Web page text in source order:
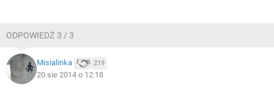
ODPOWIEDŹ 3 / 3
Misialinka 219
20 sie 2014 o 12:18